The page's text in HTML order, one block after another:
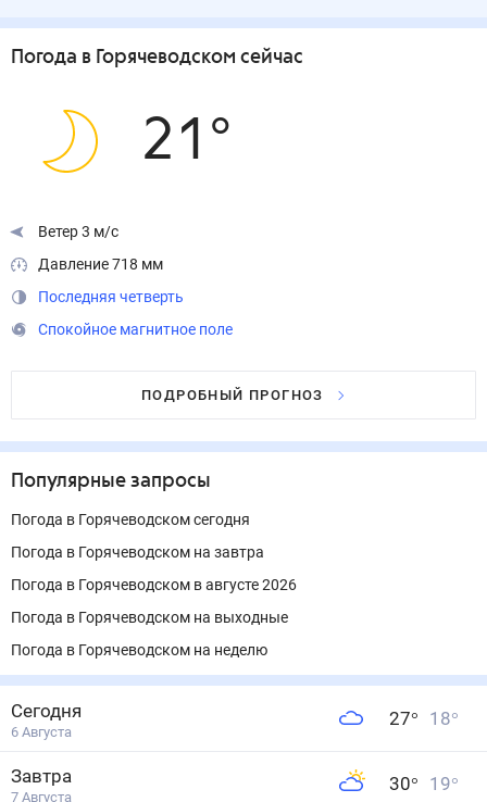
Погода в Горячеводском сейчас
21 °
Ветер 3 м/с
Давление 718 мм
Последняя четверть
Спокойное магнитное поле
ПОДРОБНЫЙ ПРОГНОЗ
Популярные запросы
Погода в Горячеводском сегодня
Погода в Горячеводском на завтра
Погода в Горячеводском в августе 2026
Погода в Горячеводском на выходные
Погода в Горячеводском на неделю
Сегодня
6 Августа
27° 18°
Завтра
7 Августа
30° 19°